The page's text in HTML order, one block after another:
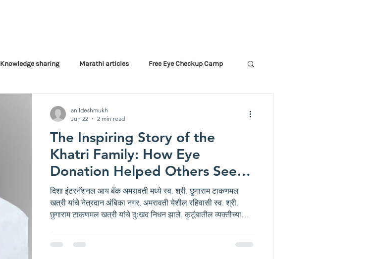
Knowledge sharing Marathi articles Free Eye Checkup Camp
The Inspiring Story of the
Khatri Family: How Eye
Donation Helped Others See
the World
दिशा इंटरनॅशनल आय बँक अमरावती मध्ये स्व. श्री. छुगाराम टाकणमल
खत्री यांचे नेत्रदान अंबिका नगर, अमरावती येशील रहिवासी स्व. श्री.
छुगाराम टाकणमल खत्री यांचे दुःखद निधन झाले. कुटूंबातील व्यक्तीच्या
छुगाराम टाकणमल खत्री यांचे नेत्रदान करण्याचा निर्णय घेतला. यासाठी
anildeshmukh
Jun 22
2 min read